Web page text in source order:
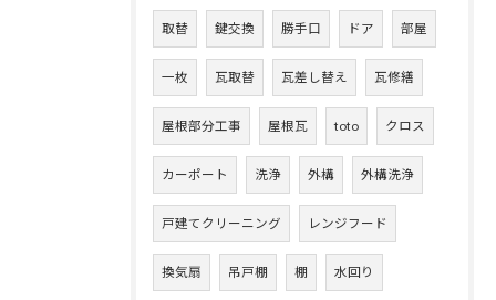
取替 鍵交換 勝手口 ドア 部屋
一枚 瓦取替 瓦差し替え 瓦修繕
屋根部分工事 屋根瓦 toto クロス
カーポート 洗浄 外構 外構洗浄
戸建てクリーニング レンジフード
換気扇 吊戸棚 棚 水回り